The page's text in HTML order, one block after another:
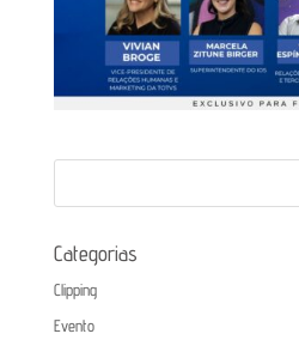
Categorias
Clipping
Evento